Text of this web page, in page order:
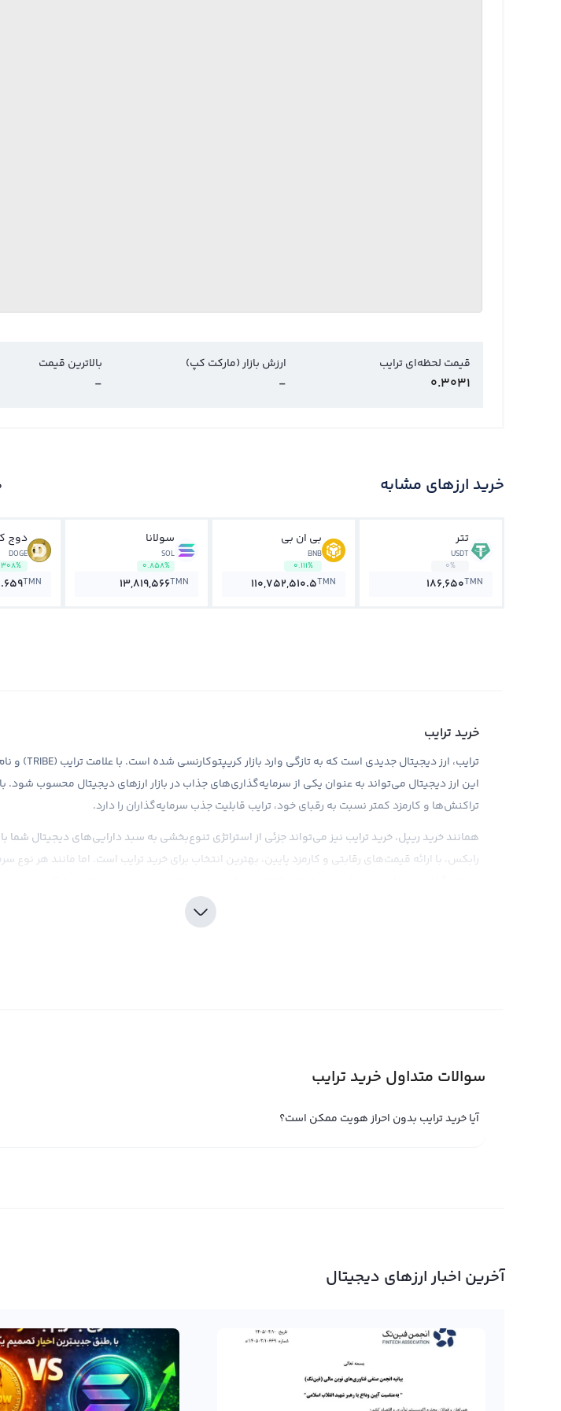
قیمت لحظه‌ای ترایب
0.3031
ارزش بازار (مارکت کپ)
-
بالاترین قیمت
-
خرید ارزهای مشابه
تتر
USDT
0%
186,650TMN
بی ان بی
BNB
0.111%
110,752,510.5TMN
سولانا
SOL
0.858%
13,819,566TMN
دوج
DOGE
TMN
خرید ترایب
این ارز دیجیتال می‌تواند به عنوان یکی از سرمایه‌گذاری‌های جذاب در بازار ارزهای دیجیتال محسوب شود.
تراکنش‌ها و کارمزد کمتر نسبت به رقبای خود، ترایب قابلیت جذب سرمایه‌گذاران را دارد.
همانند خرید ریپل، خرید ترایب نیز می‌تواند جزئی از استراتژی تنوع‌بخشی به سبد دارایی‌های دیجیتال شما
رابکس، با ارائه قیمت‌های رقابتی و کارمزد پایین، بهترین انتخاب برای خرید ترایب است. اما مانند هر نوع
اطلاعات به روز بازار را در اختیار کاربران خود قرار می‌دهد تا به آنها در تصمیم‌گیری‌های خرید ترایب کمک کند.
نیاز به فروش ترایب، آمادگی لازم را داشته باشید.
روند رو به رشد این ارز و سود زیادی که به معامله‌گران بلند مدت و کوتاه مدت می‌دهد، یک گزینه
در خرید و فروش ترایب، توجه به مواردی مانند زمان ورود و خروج از معامله، قیمت و حجم معاملات این
برای بهره برداری حداکثر از خرید و فروش ترایب، بهتر است با دقت و شناخت دقیق تری در مورد بهترین
ورود به معامله اقدام کنید.
سوالات متداول خرید ترایب
آیا خرید ترایب بدون احراز هویت ممکن است؟
آخرین اخبار ارزهای دیجیتال